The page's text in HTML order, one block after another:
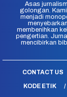
Asas
golongan.
menjadi
membenihkan
pengertian.
mencibirkan
CONTACT US
KODE ETIK